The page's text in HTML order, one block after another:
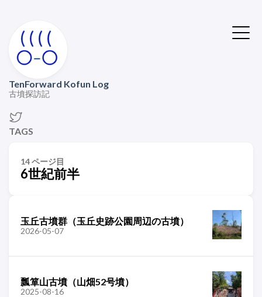
TenForward Kofun Log
古墳探訪記
TAGS
14 ページ目
6世紀前半
玉丘古墳群（玉丘史跡公園周辺の古墳）
2026-05-07
瓢箪山古墳（山畑52号墳）
2025-08-16